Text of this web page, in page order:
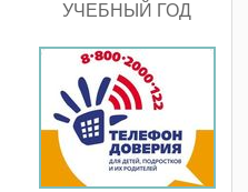
УЧЕБНЫЙ ГОД